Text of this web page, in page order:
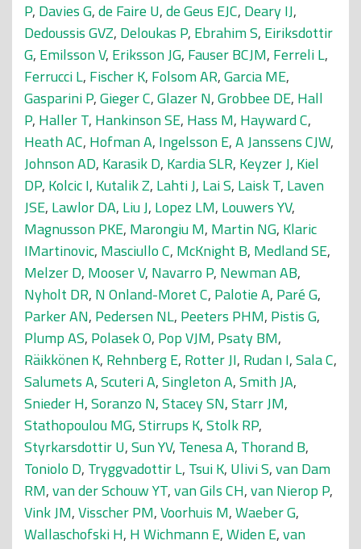
P, Davies G,de Faire U,de Geus EJC, Deary IJ,
Dedoussis GVZ, Deloukas P, Ebrahim S, Eiriksdottir
G, Emilsson V, Eriksson JG, Fauser BCJM, Ferreli L,
Ferrucci L, Fischer K, Folsom AR,Garcia ME,
Gasparini P,Gieger C,Glazer N,Grobbee DE, Hall
P, Haller T, Hankinson SE, Hass M, Hayward C,
Heath AC, Hofman A, Ingelsson E,A Janssens CJW,
Johnson AD, Karasik D, Kardia SLR, Keyzer J, Kiel
DP, Kolcic I, Kutalik Z, Lahti J, Lai S, Laisk T, Laven
JSE, Lawlor DA, Liu J, Lopez LM, Louwers YV,
Magnusson PKE, Marongiu M, Martin NG, Klaric
IMartinovic, Masciullo C, McKnight B, Medland SE,
Melzer D, Mooser V, Navarro P, Newman AB,
Nyholt DR, N Onland-Moret C, Palotie A, Paré G,
Parker AN, Pedersen NL, Peeters PHM, Pistis G,
Plump AS, Polasek O, Pop VJM, Psaty BM,
Räikkönen K, Rehnberg E, Rotter JI, Rudan I,Sala C,
Salumets A,Scuteri A,Singleton A,Smith JA,
Snieder H,Soranzo N,Stacey SN,Starr JM,
Stathopoulou MG,Stirrups K,Stolk RP,
Styrkarsdottir U,Sun YV, Tenesa A, Thorand B,
Toniolo D, Tryggvadottir L, Tsui K, Ulivi S,van Dam
RM,van der Schouw YT,van Gils CH,van Nierop P,
Vink JM,Visscher PM,Voorhuis M,Waeber G,
Wallaschofski H, H Wichmann E,Widen E,van